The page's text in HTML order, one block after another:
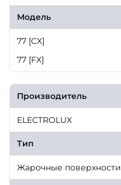
Модель
77 [CX]
77 [FX]
Производитель
ELECTROLUX
Тип
Жарочные поверхности